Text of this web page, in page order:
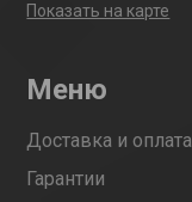
Показать на карте
Меню
Доставка и оплата
Гарантии